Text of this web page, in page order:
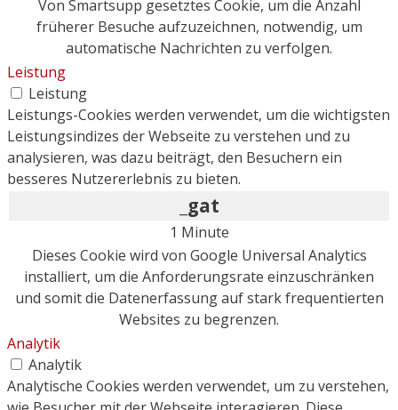
Von Smartsupp gesetztes Cookie, um die Anzahl
früherer Besuche aufzuzeichnen, notwendig, um
automatische Nachrichten zu verfolgen.
Leistung
Leistung
Leistungs-Cookies werden verwendet, um die wichtigsten
Leistungsindizes der Webseite zu verstehen und zu
analysieren, was dazu beiträgt, den Besuchern ein
besseres Nutzererlebnis zu bieten.
_gat
1 Minute
Dieses Cookie wird von Google Universal Analytics
installiert, um die Anforderungsrate einzuschränken
und somit die Datenerfassung auf stark frequentierten
Websites zu begrenzen.
Analytik
Analytik
Analytische Cookies werden verwendet, um zu verstehen,